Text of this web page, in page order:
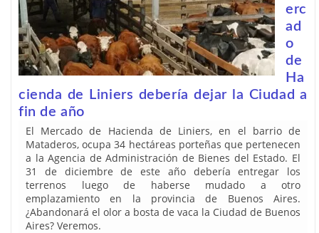
erc
ad
o
de
Ha
cienda de Liniers debería dejar la Ciudad a
fin de año
El Mercado de Hacienda de Liniers, en el barrio de
Mataderos, ocupa 34 hectáreas porteñas que pertenecen
a la Agencia de Administración de Bienes del Estado. El
31 de diciembre de este año debería entregar los
terrenos luego de haberse mudado a otro
emplazamiento en la provincia de Buenos Aires.
¿Abandonará el olor a bosta de vaca la Ciudad de Buenos
Aires? Veremos.